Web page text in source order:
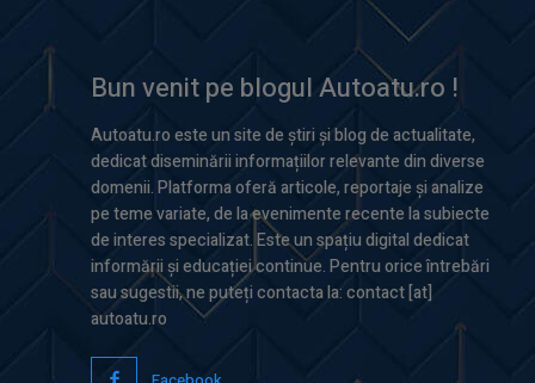
Bun venit pe blogul Autoatu.ro !
Autoatu.ro este un site de știri și blog de actualitate,
dedicat diseminării informațiilor relevante din diverse
domenii. Platforma oferă articole, reportaje și analize
pe teme variate, de la evenimente recente la subiecte
de interes specializat. Este un spațiu digital dedicat
informării și educației continue. Pentru orice întrebări
sau sugestii, ne puteți contacta la: contact [at]
autoatu.ro